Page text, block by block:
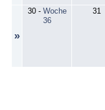
»
30- Woche
36
31